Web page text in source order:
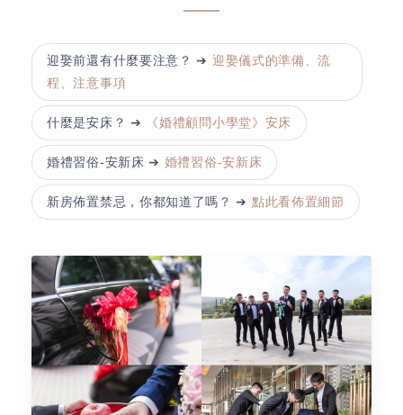
迎娶前還有什麼要注意？ ➔ 迎娶儀式的準備、流
程、注意事項
什麼是安床？ ➔ 《婚禮顧問小學堂》安床
婚禮習俗-安新床 ➔ 婚禮習俗-安新床
新房佈置禁忌，你都知道了嗎？ ➔ 點此看佈置細節